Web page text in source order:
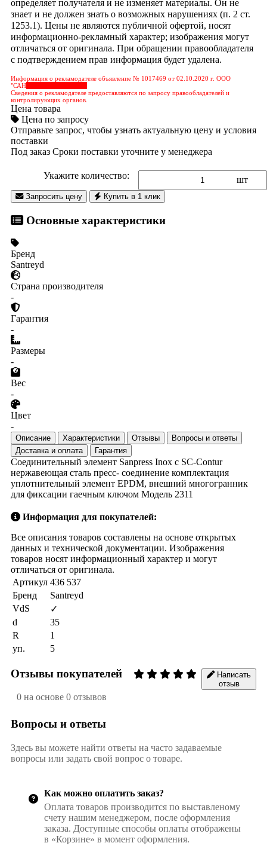
определяет получателя и не изменяет материалы. Он не
знает и не должен знать о возможных нарушениях (п. 2 ст.
1253.1). Цены не являются публичной офертой, носят
информационно-рекламный характер; изображения могут
отличаться от оригинала. При обращении правообладателя
с подтверждением прав информация будет удалена.
Информация о рекламодателе объявление № 1017469 от 02.10.2020 г. ООО
"САН
Сведения о рекламодателе предоставляются по запросу правообладателей и
контролирующих органов.
Цена товара
Цена по запросу
Отправьте запрос, чтобы узнать актуальную цену и условия
поставки
Под заказ Сроки поставки уточните у менеджера
Укажите количество: шт
Запросить цену Купить в 1 клик
Основные характеристики
Бренд
Santreyd
Страна производителя
-
Гарантия
-
Размеры
-
Вес
-
Цвет
-
Описание Характеристики Отзывы
Вопросы и ответы
Доставка и оплата
Гарантия
Соединительный элемент Sanpress Inox с SC‑Contur
нержавеющая сталь пресс- соединение комплектация
уплотнительный элемент EPDM, внешний многогранник
для фиксации гаечным ключом Модель 2311
Информация для покупателей:
Все описания товаров составлены на основе открытых
данных и технической документации. Изображения
товаров носят информационный характер и могут
отличаться от оригинала.
Артикул 436 537
Бренд
Santreyd
VdS
✓
d
35
R
1
уп.
5
Отзывы покупателей
0 на основе 0 отзывов
Написать
отзыв
Вопросы и ответы
Здесь вы можете найти ответы на часто задаваемые
вопросы или задать свой вопрос о товаре.
Как можно оплатить заказ?
Оплата товаров производится по выставленому
счету нашим менеджером, после оформления
заказа. Доступные способы оплаты отображены
в «Корзине» в момент оформления.